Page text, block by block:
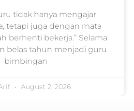
tidak hanya mengajar
tetapi juga dengan mata
berhenti bekerja.” Selama
belas tahun menjadi guru
bimbingan
August 2, 2026